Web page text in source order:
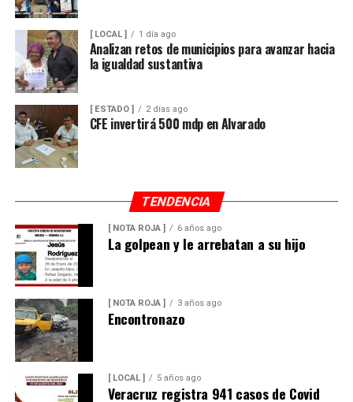
[ LOCAL ] 1 día ago
Analizan retos de municipios para avanzar hacia
la igualdad sustantiva
[ ESTADO ] 2 días ago
CFE invertirá 500 mdp en Alvarado
TENDENCIA
[ NOTA ROJA ] 6 años ago
La golpean y le arrebatan a su hijo
[ NOTA ROJA ] 3 años ago
Encontronazo
[ LOCAL ] 5 años ago
Veracruz registra 941 casos de Covid